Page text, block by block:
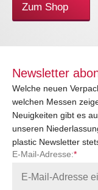
Zum Shop
Newsletter
Welche neuen
welchen Messen
Neuigkeiten gibt es
unseren
plastic Newsletter
E-Mail-Adresse:*